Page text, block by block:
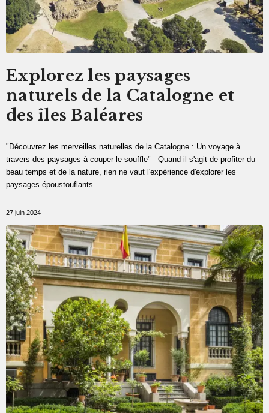
Explorez les paysages
naturels de la Catalogne et
des îles Baléares
"Découvrez les merveilles naturelles de la Catalogne : Un voyage à
travers des paysages à couper le souffle" Quand il s'agit de profiter du
beau temps et de la nature, rien ne vaut l'expérience d'explorer les
paysages époustouflants…
27 juin 2024